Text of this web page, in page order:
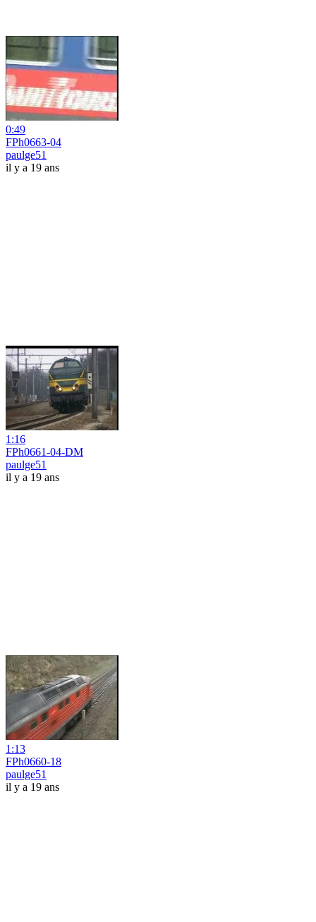
0:49
FPh0663-04
paulge51
il y a 19 ans
1:16
FPh0661-04-DM
paulge51
il y a 19 ans
1:13
FPh0660-18
paulge51
il y a 19 ans